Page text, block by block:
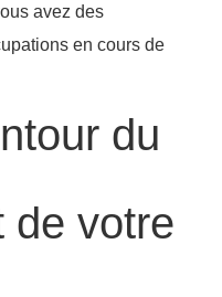
avez des
en cours de
du
de votre